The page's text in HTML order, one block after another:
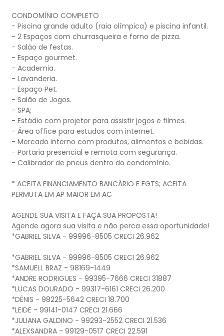
CONDOMÍNIO COMPLETO
- Piscina grande adulto (raia olímpica) e piscina infantil.
- 2 Espaços com churrasqueira e forno de pizza.
- Salão de festas.
- Espaço gourmet.
- Academia.
- Lavanderia.
- Espaço Pet.
- Salão de Jogos.
- SPA;
- Estádio com projetor para assistir jogos e filmes.
- Área office para estudos com internet.
- Mercado interno com produtos, alimentos e bebidas.
- Portaria presencial e remota com segurança.
- Calibrador de pneus dentro do condomínio.
* ACEITA FINANCIAMENTO BANCÁRIO E FGTS; ACEITA
PERMUTA EM AP MAIOR EM AC
AGENDE SUA VISITA E FAÇA SUA PROPOSTA!
Agende agora sua visita e não perca essa oportunidade!
*GABRIEL SILVA - 99996-8505 CRECI 26.962
*GABRIEL SILVA - 99996-8505 CRECI 26.962
*SAMUELL BRAZ - 98169-1449
*ANDRE RODRIGUES - 99395-7666 CRECI 31887
*LUCAS DOURADO - 99317-6161 CRECI 26.200
*DÊNIS - 98225-5642 CRECI 18.700
*LEIDE - 99141-0147 CRECI 21.666
*JULIANA GALDINO - 99293-2552 CRECI 21.536
*ALEXSANDRA - 99129-0517 CRECI 22.591